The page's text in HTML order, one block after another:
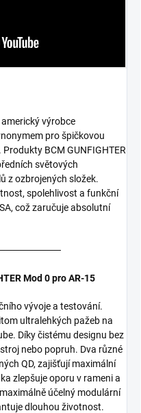
výrobce
pro špičkovou
BCM GUNFIGHTER
světových
z ozbrojených složek.
spolehlivost a funkční
což zaručuje absolutní
Mod 0 pro AR-15
vývoje a testování.
ultralehkých pažeb na
Díky čistému designu bez
nebo popruh. Dva různé
QD, zajišťují maximální
zlepšuje oporu v rameni a
účelný modulární
dlouhou životnost.